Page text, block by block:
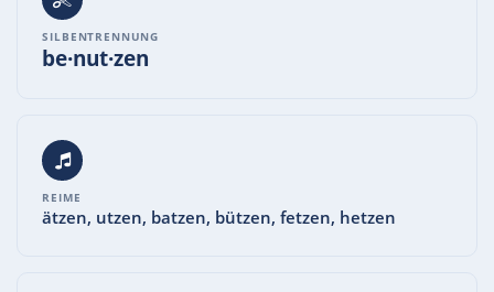
SILBENTRENNUNG
be·nut·zen
REIME
ätzen, utzen, batzen, bützen, fetzen, hetzen